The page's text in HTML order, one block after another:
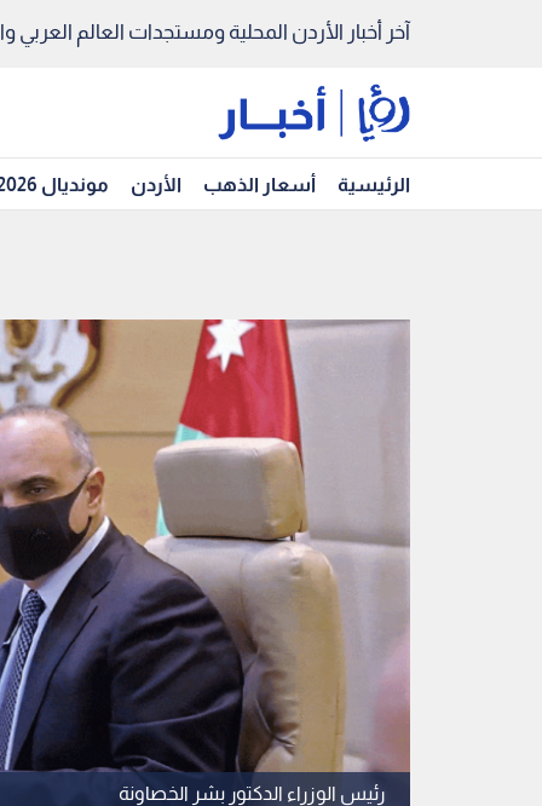
آخر أخبار الأردن المحلية ومستجدات العالم العربي
الرئيسية أسعار الذهب الأردن مونديال 2026
رئيس الوزراء الدكتور بشر الخصاونة